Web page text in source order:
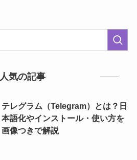
人気の記事
テレグラム（Telegram）とは？日
本語化やインストール・使い方を
画像つきで解説